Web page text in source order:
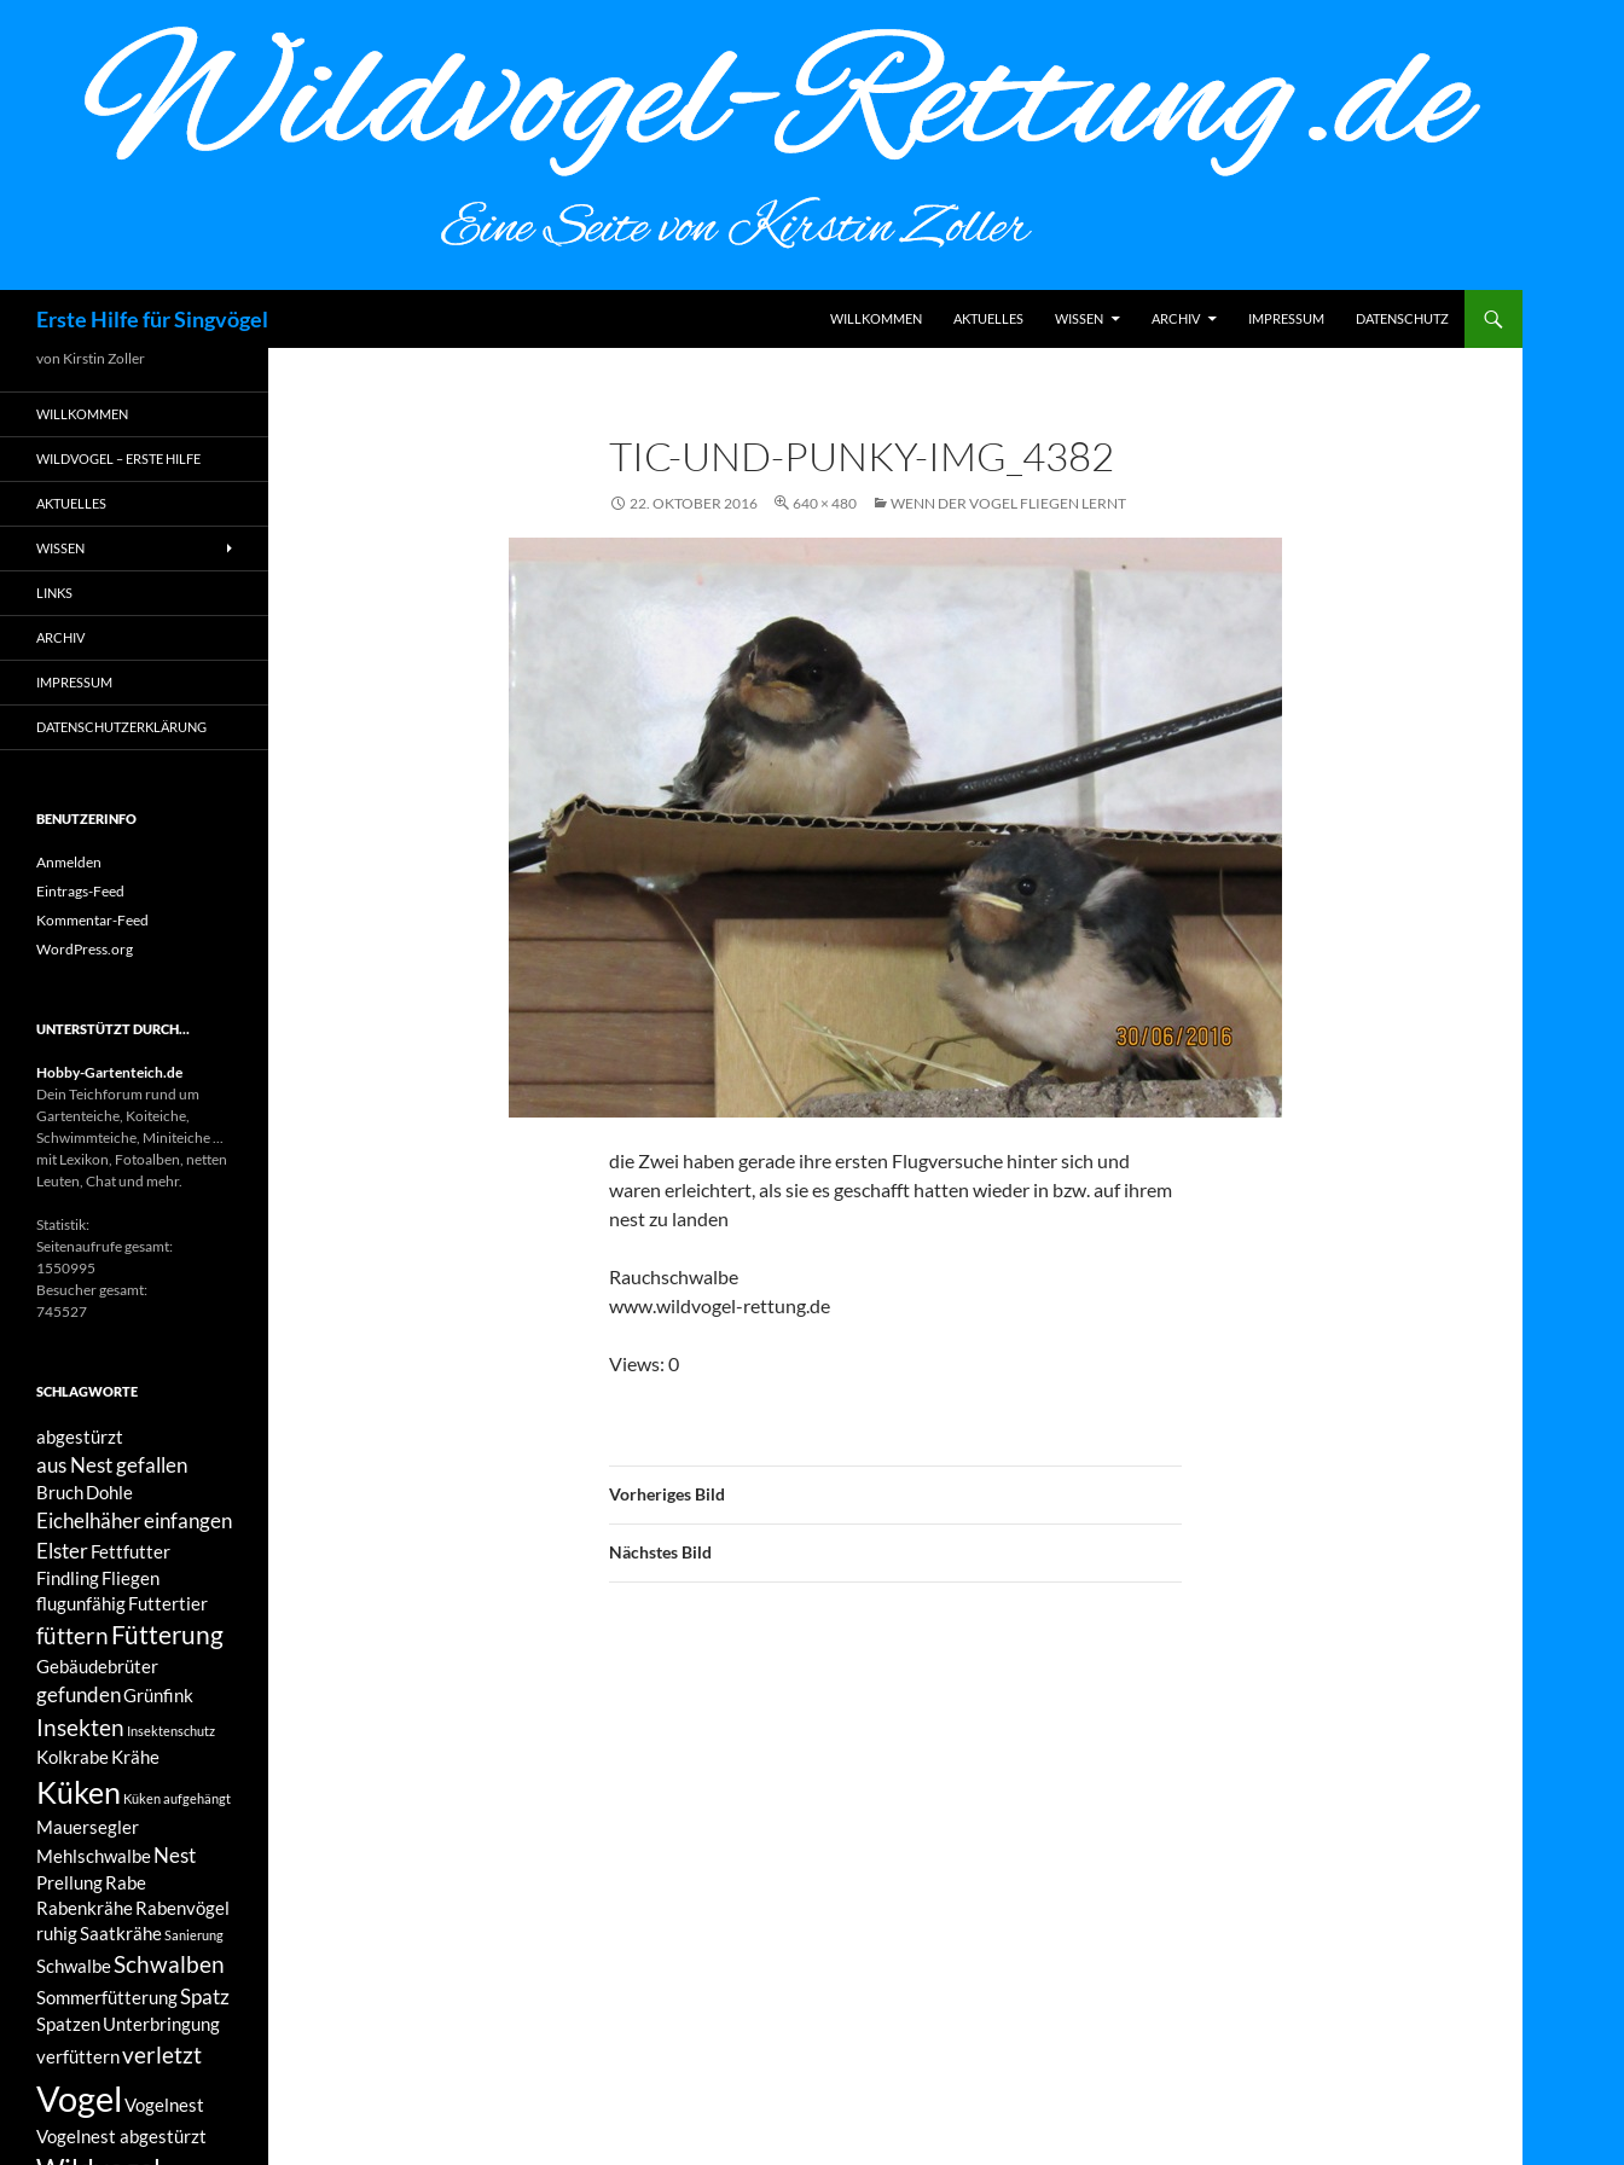
Erste Hilfe für Singvögel WILLKOMMEN AKTUELLES WISSEN ARCHIV IMPRESSUM DATENSCHUTZ
TIC-UND-PUNKY-IMG_4382
22. OKTOBER 2016 640 × 480 WENN DER VOGEL FLIEGEN LERNT
die Zwei haben gerade ihre ersten Flugversuche hinter sich und
waren erleichtert, als sie es geschafft hatten wieder in bzw. auf ihrem
nest zu landen
Rauchschwalbe
www.wildvogel-rettung.de
Views: 0
Vorheriges Bild
Nächstes Bild
von Kirstin Zoller
WILLKOMMEN
WILDVOGEL – ERSTE HILFE
AKTUELLES
WISSEN
LINKS
ARCHIV
IMPRESSUM
DATENSCHUTZERKLÄRUNG
BENUTZERINFO
Anmelden
Eintrags-Feed
Kommentar-Feed
WordPress.org
UNTERSTÜTZT DURCH…
Hobby-Gartenteich.de
Dein Teichforum rund um
Gartenteiche, Koiteiche,
Schwimmteiche, Miniteiche ...
mit Lexikon, Fotoalben, netten
Leuten, Chat und mehr.
Statistik:
Seitenaufrufe gesamt:
1550995
Besucher gesamt:
745527
SCHLAGWORTE
abgestürzt
aus Nest gefallen
BruchDohle
Eichelhähereinfangen
ElsterFettfutter
FindlingFliegen
flugunfähigFuttertier
fütternFütterung
Gebäudebrüter
gefundenGrünfink
Insekten Insektenschutz
KolkrabeKrähe
Küken Küken aufgehängt
Mauersegler
MehlschwalbeNest
PrellungRabe
RabenkräheRabenvögel
ruhigSaatkräheSanierung
SchwalbeSchwalben
SommerfütterungSpatz
SpatzenUnterbringung
verfütternverletzt
Vogel Vogelnest
Vogelnest abgestürzt